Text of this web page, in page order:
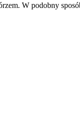
W podobny